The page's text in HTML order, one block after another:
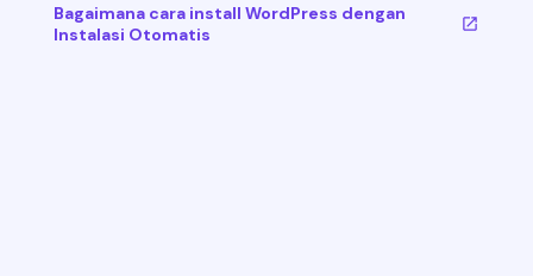
Bagaimana cara install WordPress dengan
Instalasi Otomatis